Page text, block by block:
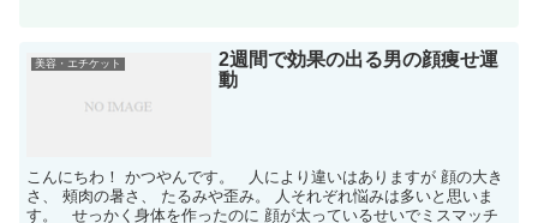
美容・エチケット
2週間で効果の出る男の顔痩せ運
動
こんにちわ！ かつやんです。 人により違いはありますが 顔の大き
さ、 頰肉の暑さ、 たるみや歪み。 人それぞれ悩みは多いと思いま
す。 せっかく身体を作ったのに 顔が太っているせいでミスマッチ